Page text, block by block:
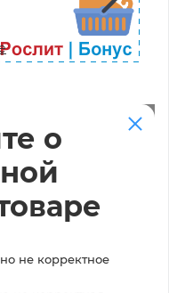
о
не корректное